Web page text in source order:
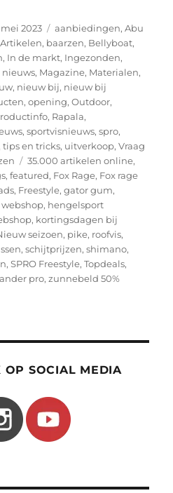
mei 2023 Categorieën
aanbiedingen,Abu
Artikelen, baarzen, Bellyboat,
, In de markt, Ingezonden,
nieuws, Magazine, Materialen,
, nieuw bij, nieuw bij
,opening,Outdoor,
, Rapala,
,sportvisnieuws,spro,
,tips en tricks, uitverkoop,Vraag
Tags
35.000 artikelen online,
,featured, Fox Rage, Fox rage
, Freestyle,gator gum,
, hengelsport
, kortingsdagen bij
seizoen, pike, roofvis,
,schijtprijzen,shimano,
,SPRO Freestyle,Topdeals,
pro,zunnebeld 50%
OP SOCIAL MEDIA